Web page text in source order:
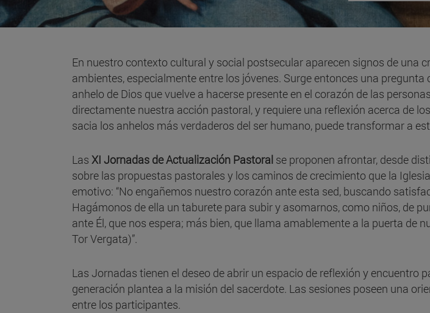
En nuestro contexto cultural y social postsecular aparecen signos de una
ambientes, especialmente entre los jóvenes. Surge entonces una
anhelo de Dios que vuelve a hacerse presente en el corazón de las
directamente nuestra acción pastoral, y requiere una reflexión acerca de
sacia los anhelos más verdaderos del ser humano, puede transformar a
Las XI Jornadas de Actualización Pastoral se proponen afrontar, desde
sobre las propuestas pastorales y los caminos de crecimiento que la
emotivo: “No engañemos nuestro corazón ante esta sed, buscando
Hagámonos de ella un taburete para subir y asomarnos, como niños, de
ante Él, que nos espera; más bien, que llama amablemente a la puerta de
Tor Vergata)”.
Las Jornadas tienen el deseo de abrir un espacio de reflexión y
generación plantea a la misión del sacerdote. Las sesiones poseen una
entre los participantes.